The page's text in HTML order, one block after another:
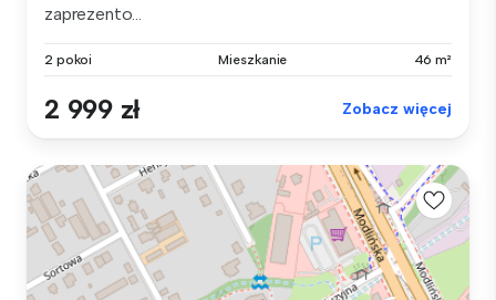
zaprezento...
2 pokoi Mieszkanie 46 m²
2 999 zł Zobacz więcej